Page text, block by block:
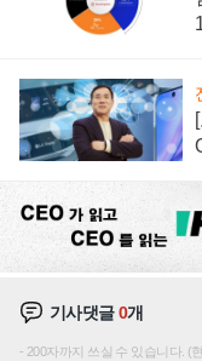
기사댓글0개
200자까지 쓰실 수 있습니다. (